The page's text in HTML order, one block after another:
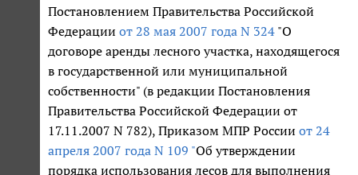
Постановлением Правительства Российской
Федерации от 28 мая 2007 года N 324 "О
договоре аренды лесного участка, находящегося
в государственной или муниципальной
собственности" (в редакции Постановления
Правительства Российской Федерации от
17.11.2007 N 782), Приказом МПР России от 24
апреля 2007 года N 109 "Об утверждении
порядка использования лесов для выполнения